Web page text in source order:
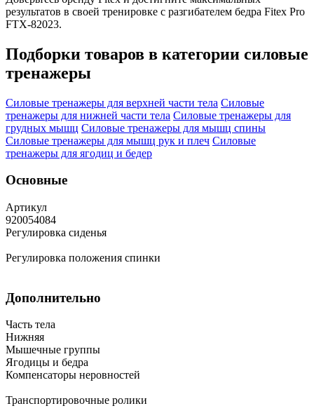
результатов в своей тренировке с разгибателем бедра Fitex Pro
FTX-82023.
Подборки товаров в категории силовые
тренажеры
Силовые тренажеры для верхней части тела Силовые
тренажеры для нижней части тела Силовые тренажеры для
грудных мышц Силовые тренажеры для мышц спины
Силовые тренажеры для мышц рук и плеч Силовые
тренажеры для ягодиц и бедер
Основные
Артикул
920054084
Регулировка сиденья
Регулировка положения спинки
Дополнительно
Часть тела
Нижняя
Мышечные группы
Ягодицы и бедра
Компенсаторы неровностей
Транспортировочные ролики